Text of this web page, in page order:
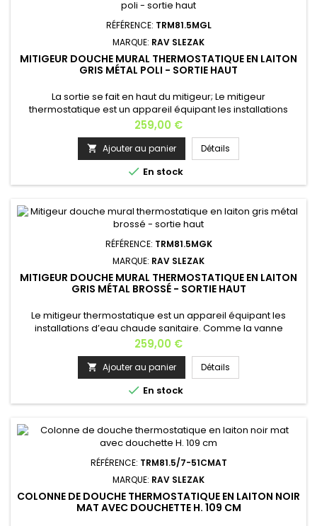
RÉFÉRENCE: TRM81.5MGL
MARQUE: RAV SLEZAK
MITIGEUR DOUCHE MURAL THERMOSTATIQUE EN LAITON
GRIS MÉTAL POLI - SORTIE HAUT
La sortie se fait en haut du mitigeur; Le mitigeur
thermostatique est un appareil équipant les installations
d’eau chaude sanitaire. Comme la vanne thermostatique, il
réalise une action sur les débits en fonction d’une
température. Longueur: 28,5 cm Profondeur: 9 cm Hauteur: 8
cm Matière: laiton Finition: gris métal poli Poids: 2,5
kg Garantie: 6 ansEn...
Prix
259,00 €
 Ajouter au panier Détails
 En stock
RÉFÉRENCE: TRM81.5MGK
MARQUE: RAV SLEZAK
MITIGEUR DOUCHE MURAL THERMOSTATIQUE EN LAITON
GRIS MÉTAL BROSSÉ - SORTIE HAUT
Le mitigeur thermostatique est un appareil équipant les
installations d’eau chaude sanitaire. Comme la vanne
thermostatique, il réalise une action sur les débits en fonction
d’une température; Longueur: 28,5 cm Profondeur: 9
cm Hauteur: 8 cm Matière: laiton Finition: gris métal brossé
Poids: 2,5 kg Garantie: 6 ansEn option: la douchette avec
support...
Prix
259,00 €
 Ajouter au panier Détails
 En stock
RÉFÉRENCE: TRM81.5/7-51CMAT
MARQUE: RAV SLEZAK
COLONNE DE DOUCHE THERMOSTATIQUE EN LAITON NOIR
MAT AVEC DOUCHETTE H. 109 CM